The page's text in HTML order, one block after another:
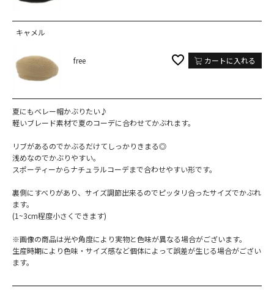
キャメル
free カートに入れる
夏にもベレー帽かぶりたい♪
軽いブレード素材で夏のコーデに合わせてかぶれます。
リブがあるのでかぶるだけてしっかりきまる◎
浅めなのでかぶりやすい。
スポーティーからナチュラルコーデまで合わせやすい形です。
裏側にすべりがあり、サイズ調節出来るのでピッタリ合ったサイズでかぶれ
ます。
(1~3cm程度小さくできます)
※画像の商品は光や角度により実物と色味が異なる場合がございます。
生産時期により色味・サイズ感など個体によって誤差が生じる場合がござい
ます。